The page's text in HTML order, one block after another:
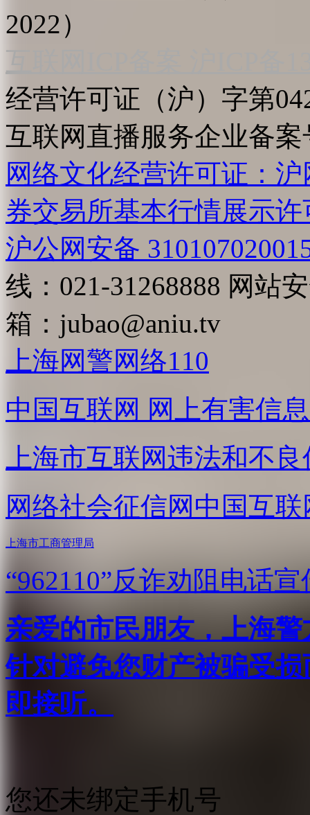
2022）
互联网ICP备案 沪ICP备
经营许可证（沪）字第
互联网直播服务企业备案
网络文化经营许可证：
券交易所基本行情展示许
沪公网安备
线：021-31268888 网站
箱： jubao@aniu.tv
上海网警网络110
中国互联网 网上有害信
上海市互联网违法和不
网络社会征信网 中国互
上海市工商管理局
“962110”反诈劝阻电话宣
亲爱的市民朋友，上海
针对避免您财产被骗受
即接听。
您还未绑定手机号